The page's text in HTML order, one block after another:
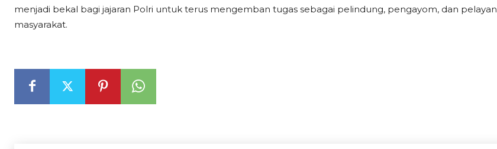
menjadi bekal bagi jajaran Polri untuk terus mengemban tugas sebagai pelindung, pengayom, dan pelayan
masyarakat.